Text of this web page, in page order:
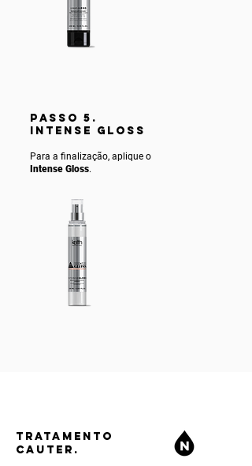
PASSO 5.
INTENSE gLOSS
Para a finalização, aplique o
Intense Gloss.
TRATAMENTO
CAUTER.